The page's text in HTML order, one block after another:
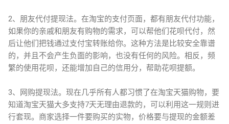
2、朋友代付提现法。在淘宝的支付页面，都有朋友代付功能，
如果你的亲戚和朋友有购物的需求，可以帮他们花呗代付，然
后让他们把钱通过支付宝转账给你。这种方法是比较安全靠谱
的，并且不会产生负面的影响，也没有任何的风险。相反，频
繁的使用花呗，还能增加自己的信用分，帮助花呗提额。
3、网购提现法。现在几乎所有人都习惯了在淘宝天猫购物，要
知道淘宝天猫大多支持7天无理由退款的，可以利用这一规则进
行套现。商家选择一件要购买的实物，价格要与提现的金额差